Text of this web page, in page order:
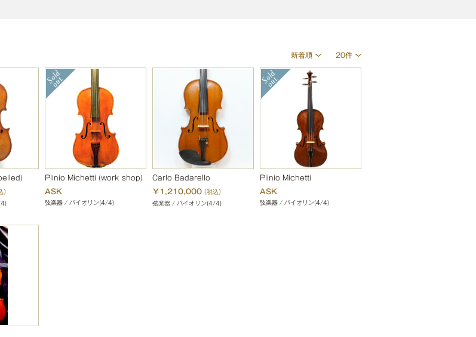
新着順 20件
）
4)
Plinio Michetti (work shop)
ASK
弦楽器 / バイオリン(4/4)
Carlo Badarello
￥1,210,000（税込）
弦楽器 / バイオリン(4/4)
Plinio Michetti
ASK
弦楽器 / バイオリン(4/4)